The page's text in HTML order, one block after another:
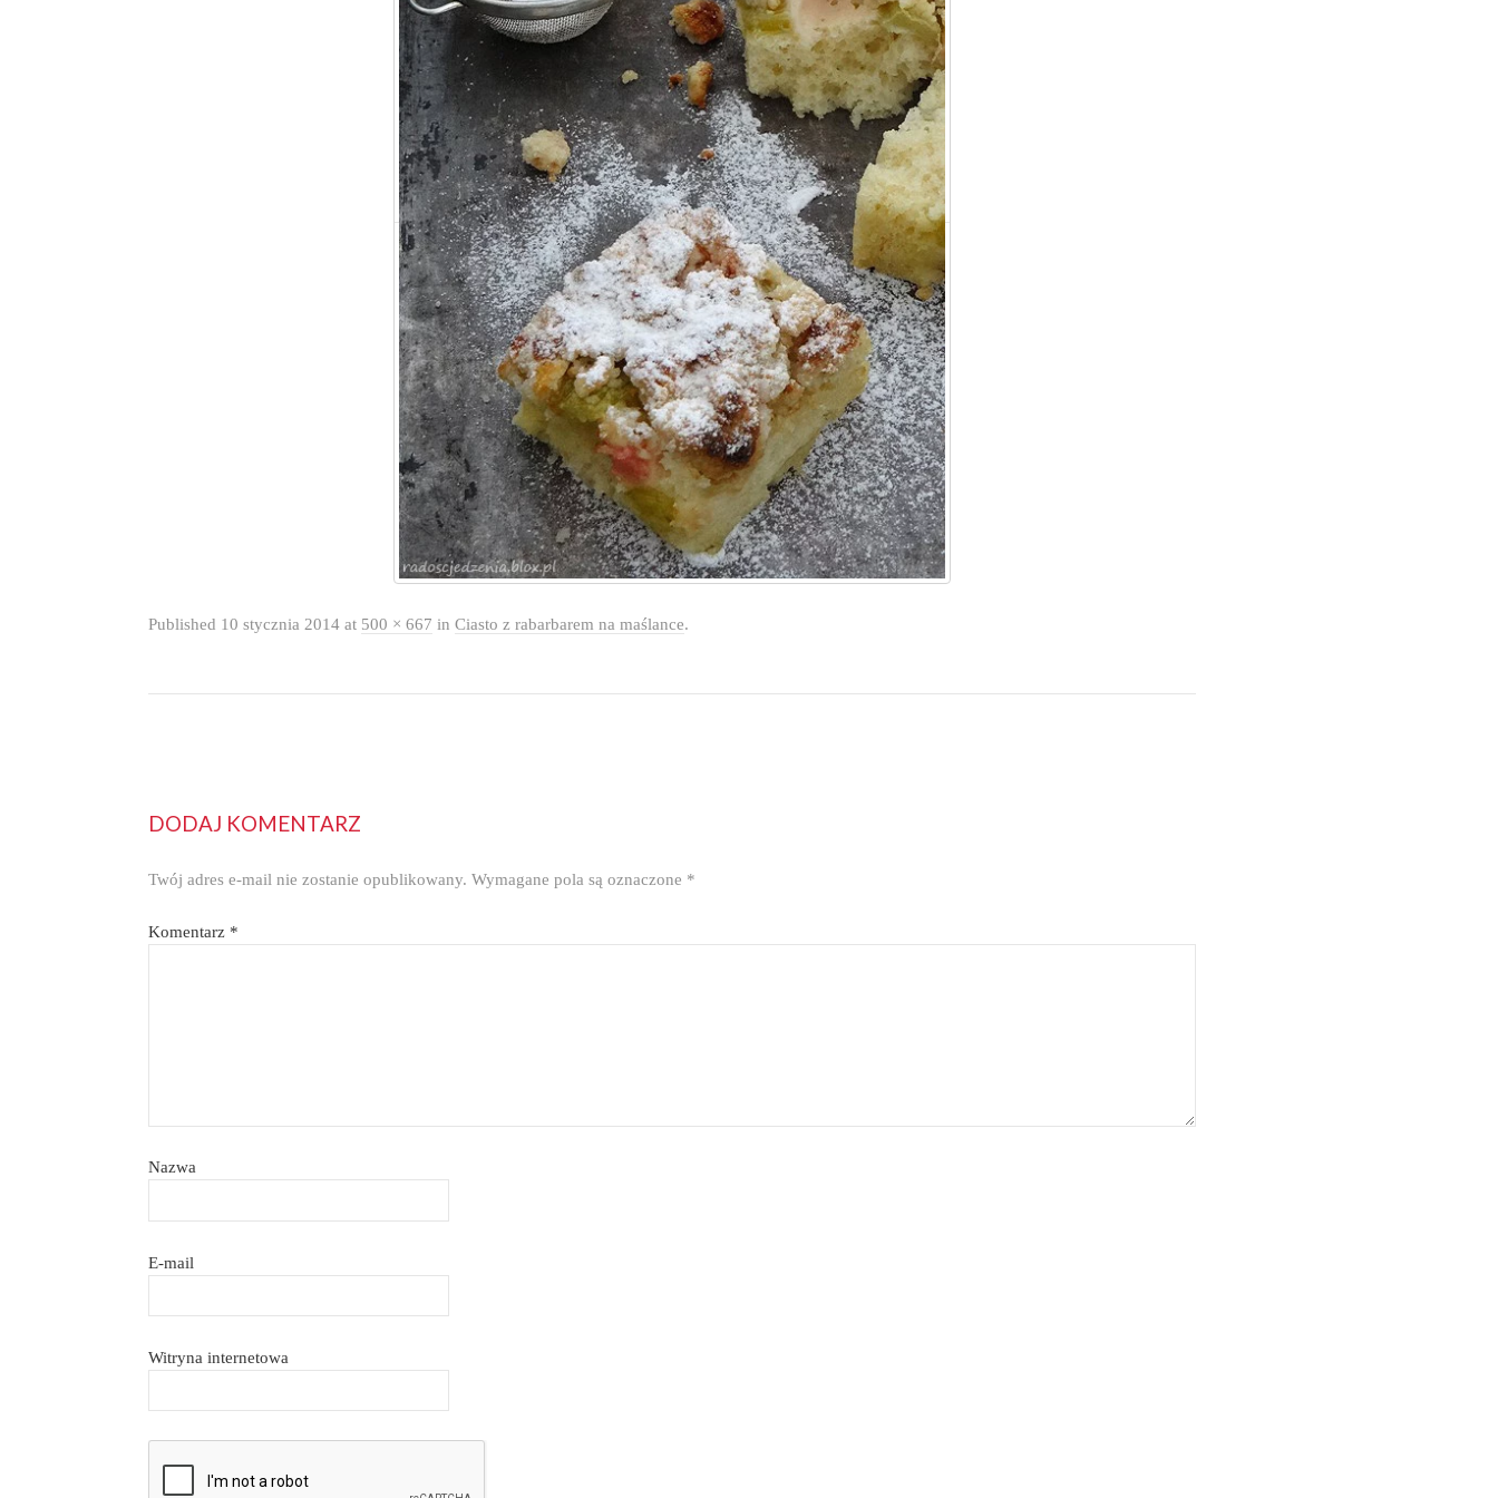
Published 10 stycznia 2014 at 500 × 667 inCiasto z rabarbarem na maślance.
DODAJ KOMENTARZ
Twój adres e-mail nie zostanie opublikowany. Wymagane pola są oznaczone *
Komentarz *
Nazwa
E-mail
Witryna internetowa